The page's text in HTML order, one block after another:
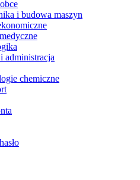
i budowa maszyn
administracja
chemiczne